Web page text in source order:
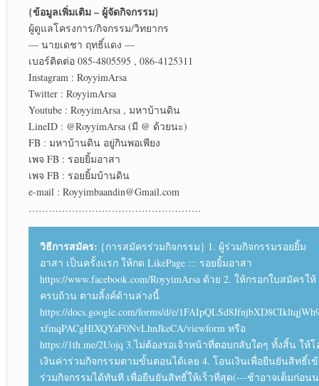
{ข้อมูลเพิ่มเติม – ผู้จัดกิจกรรม}
ผู้ดูแลโครงการ/กิจกรรม/วิทยากร
— นายเดชา ฤทธิ์แดง —
เบอร์ติดต่อ 085-4805595 , 086-4125311
Instagram : RoyyimArsa
Twitter : RoyyimArsa
Youtube : RoyyimArsa , มหาบ้านดิน
LineID : @RoyyimArsa (มี @ ด้วยนะ)
FB : มหาบ้านดิน อยู่กินพอเพียง
เพจ FB : รอยยิ้มอาสา
เพจ FB : รอยยิ้มบ้านดิน
e-mail : Royyimbaandin@Gmail.com
…………………………………………….
วิธีการสมัคร: {การสมัครร่วมกิจกรรม} 1. ผู้ร่วมกิจกรรมรอยยิ้ม
อาสา เป็นครั้งแรก ให้กด LikePage ::: รอยยิ้มอาสา
https://www.facebook.com/RoyyimArsa ด้วย 2. ให้กรอกใบสมัครให้
ครบถ้วน ตามลิ้งค์ด้านล่างนี้
https://docs.google.com/forms/d/e/
xfmqPACgHlXQYaF0NvLhnJkeCA/viewform หรือ
https://1th.me/2Uojq 3.ไม่ต้องรอเจ้าหน้าที่ตอบกลับใดๆ ทั้งสิ้น ให้
เงินค่าร่วมกิจกรรมตามขั้นตอนได้เลย 4. โอนเงินเพื่อยืนยันสิทธิ์เ
ร่วมกิจกรรมได้ทันที เพื่อยืนยันสิทธิ์ให้เร็วที่สุด(---ช้าอาจเต็มก่อน